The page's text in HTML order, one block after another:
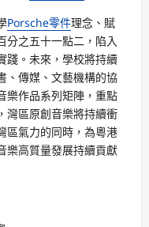
Porsche零件理念、賦
分之五十一點二，陷入
踐。未來，學校將持續
、傳媒、文藝機構的協
樂作品系列矩陣，重點
灣區原創音樂將持續衝
區氣力的同時，為粵港
樂高質量發展持續貢獻